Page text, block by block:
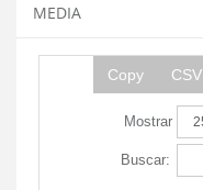
MEDIA
Copy CSV
Mostrar
Buscar: